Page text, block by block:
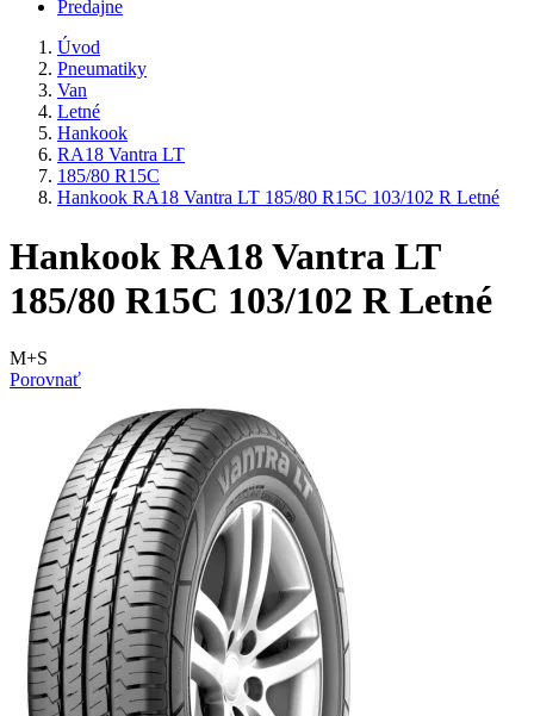
Predajne
Úvod
Pneumatiky
Van
Letné
Hankook
RA18 Vantra LT
185/80 R15C
Hankook RA18 Vantra LT 185/80 R15C 103/102 R Letné
Hankook RA18 Vantra LT
185/80 R15C 103/102 R Letné
M+S
Porovnať